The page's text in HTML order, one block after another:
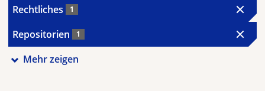
Rechtliches 1
Repositorien 1
Mehr zeigen